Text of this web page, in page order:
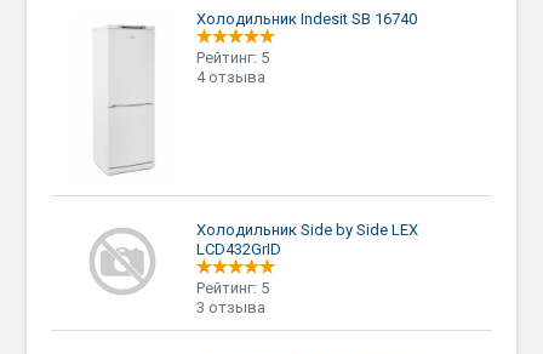
Холодильник Indesit SB 16740
Рейтинг: 5
4 отзыва
Холодильник Side by Side LEX
LCD432GrID
Рейтинг: 5
3 отзыва